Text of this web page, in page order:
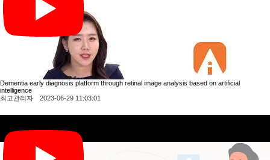
Dementia early diagnosis platform through retinal image analysis based on artificial
intelligence
최고관리자 2023-06-29 11:03:01